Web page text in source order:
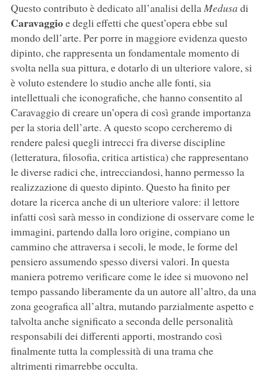
Questo contributo è dedicato all’analisi dellaMedusa di
Caravaggioe degli effetti che quest’opera ebbe sul
mondo dell’arte. Per porre in maggiore evidenza questo
dipinto, che rappresenta un fondamentale momento di
svolta nella sua pittura, e dotarlo di un ulteriore valore, si
è voluto estendere lo studio anche alle fonti, sia
intellettuali che iconografiche, che hanno consentito al
Caravaggio di creare un’opera di così grande importanza
per la storia dell’arte. A questo scopo cercheremo di
rendere palesi quegli intrecci fra diverse discipline
(letteratura, filosofia, critica artistica) che rappresentano
le diverse radici che, intrecciandosi, hanno permesso la
realizzazione di questo dipinto. Questo ha finito per
dotare la ricerca anche di un ulteriore valore: il lettore
infatti così sarà messo in condizione di osservare come le
immagini, partendo dalla loro origine, compiano un
cammino che attraversa i secoli, le mode, le forme del
pensiero assumendo spesso diversi valori. In questa
maniera potremo verificare come le idee si muovono nel
tempo passando liberamente da un autore all’altro, da una
zona geografica all’altra, mutando parzialmente aspetto e
talvolta anche significato a seconda delle personalità
responsabili dei differenti apporti, mostrando così
finalmente tutta la complessità di una trama che
altrimenti rimarrebbe occulta.